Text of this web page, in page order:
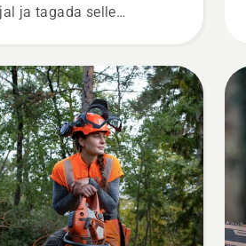
ja tagada selle
juhtplaadi ja keti
Järgige selles
toodud suuniseid
kohta, kuidas
kettsae keti
töökorras
Kõigepealt
õlitaset.